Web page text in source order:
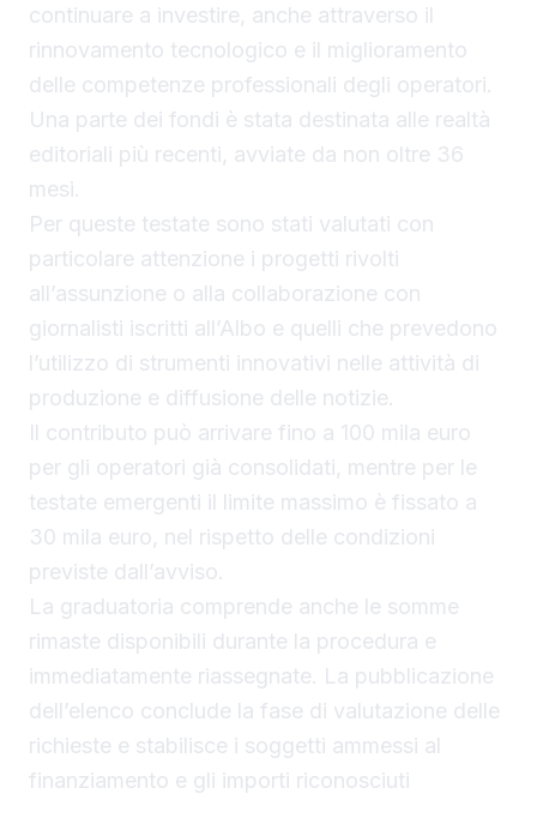
continuare a investire, anche attraverso il
rinnovamento tecnologico e il miglioramento
delle competenze professionali degli operatori.
Una parte dei fondi è stata destinata alle realtà
editoriali più recenti, avviate da non oltre 36
mesi.
Per queste testate sono stati valutati con
particolare attenzione i progetti rivolti
all’assunzione o alla collaborazione con
giornalisti iscritti all’Albo e quelli che prevedono
l’utilizzo di strumenti innovativi nelle attività di
produzione e diffusione delle notizie.
Il contributo può arrivare fino a 100 mila euro
per gli operatori già consolidati, mentre per le
testate emergenti il limite massimo è fissato a
30 mila euro, nel rispetto delle condizioni
previste dall’avviso.
La graduatoria comprende anche le somme
rimaste disponibili durante la procedura e
immediatamente riassegnate. La pubblicazione
dell’elenco conclude la fase di valutazione delle
richieste e stabilisce i soggetti ammessi al
finanziamento e gli importi riconosciuti